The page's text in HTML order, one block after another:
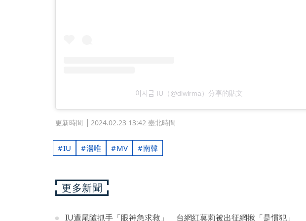
이지금 IU（@dlwlrma）分享的貼文
更新時間 2024.02.23 13:42 臺北時間
IU 湯唯 MV 南韓
更多新聞
IU遭尾隨抓手「眼神急求救」 台網紅莫莉被出征網揪「是慣犯」